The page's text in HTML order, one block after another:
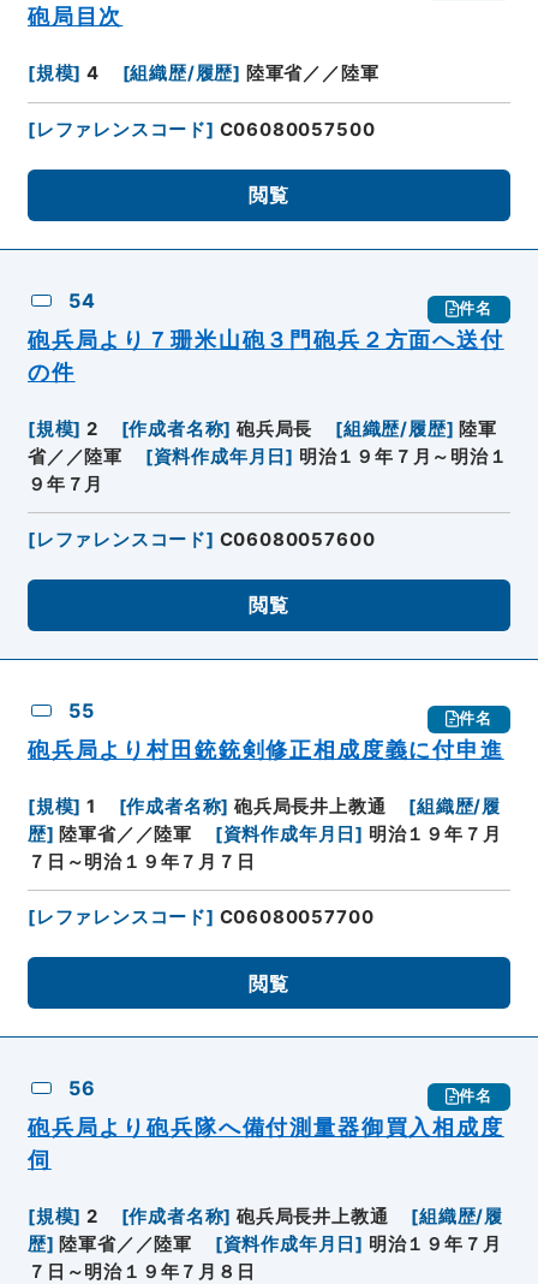
砲局目次
[規模] 4 [組織歴/履歴] 陸軍省／／陸軍
[レファレンスコード] C06080057500
閲覧
54 件名
砲兵局より７珊米山砲３門砲兵２方面へ送付
の件
[規模] 2 [作成者名称] 砲兵局長 [組織歴/履歴] 陸軍
省／／陸軍
[資料作成年月日] 明治１９年７月～明治１
９年７月
[レファレンスコード] C06080057600
閲覧
55 件名
砲兵局より村田銃銃剣修正相成度義に付申進
[規模] 1 [作成者名称] 砲兵局長井上教通 [組織歴/履
歴] 陸軍省／／陸軍 [資料作成年月日] 明治１９年７月
７日～明治１９年７月７日
[レファレンスコード] C06080057700
閲覧
56 件名
砲兵局より砲兵隊へ備付測量器御買入相成度
伺
[規模] 2 [作成者名称] 砲兵局長井上教通 [組織歴/履
歴] 陸軍省／／陸軍 [資料作成年月日] 明治１９年７月
７日～明治１９年７月８日